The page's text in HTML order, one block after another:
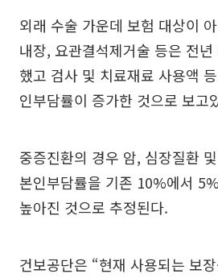
외래 수술 가운데 보험 대상이
내장, 요관결석제거술 등은 전
했고 검사 및 치료재료 사용액
인부담률이 증가한 것으로 보고
중증진환의 경우 암, 심장질환
본인부담률을 기존 10%에서
높아진 것으로 추정된다.
건보공단은 “현재 사용되는 보